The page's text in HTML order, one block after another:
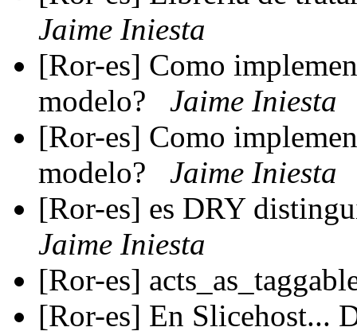
Jaime Iniesta
[Ror-es] Como
modelo?
Jaime Iniesta
[Ror-es] Como
modelo?
Jaime Iniesta
[Ror-es] es DRY
Jaime Iniesta
[Ror-es]
[Ror-es] En Slicehost...